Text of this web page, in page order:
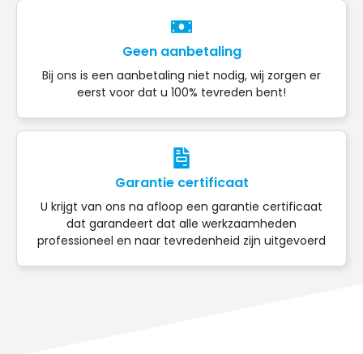
Geen aanbetaling
Bij ons is een aanbetaling niet nodig, wij zorgen er
eerst voor dat u 100% tevreden bent!
Garantie certificaat
U krijgt van ons na afloop een garantie certificaat
dat garandeert dat alle werkzaamheden
professioneel en naar tevredenheid zijn uitgevoerd